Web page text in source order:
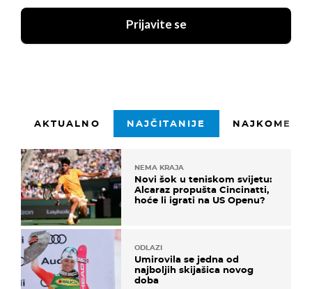
Prijavite se
AKTUALNO NAJČITANIJE
NEMA KRAJA
Novi šok u teniskom svijetu:
Alcaraz propušta Cincinatti,
hoće li igrati na US Openu?
ODLAZI
Umirovila se jedna od
najboljih skijašica novog
doba